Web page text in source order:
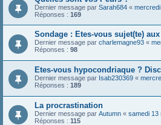
Dernier message par Sarah684 «
Réponses : 169
Sondage : Etes-vous sujet(te)
Dernier message par charlemagne93 «
Réponses : 98
Etes-vous hypocondriaque ?
Dernier message par Isab230369 «
Réponses : 189
La procrastination
Dernier message par Autumn « samedi 13
Réponses : 115